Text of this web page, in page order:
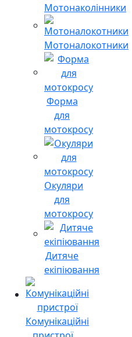
Мотонаколінники
Мотоналокотники
Форма
для
мотокросу
Окуляри
для
мотокросу
Дитяче
екіпіювання
Комунікаційні